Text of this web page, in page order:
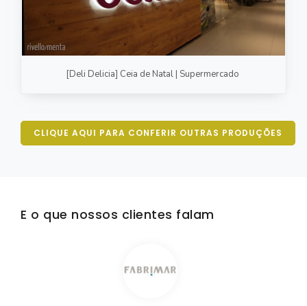
[Deli Delicia] Ceia de Natal | Supermercado
CLIQUE AQUI PARA CONFERIR OUTRAS PRODUÇÕES
E o que nossos clientes falam